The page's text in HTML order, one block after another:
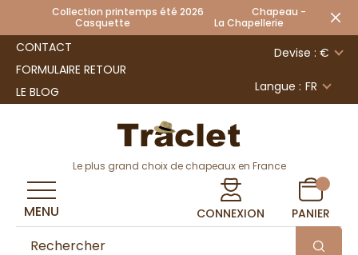
Collection printemps été 2026 Chapeau -
Casquette La Chapellerie
CONTACT
FORMULAIRE RETOUR
LE BLOG
Devise : €
Langue : FR
Le plus grand choix de chapeaux en France
CONNEXION PANIER
MENU